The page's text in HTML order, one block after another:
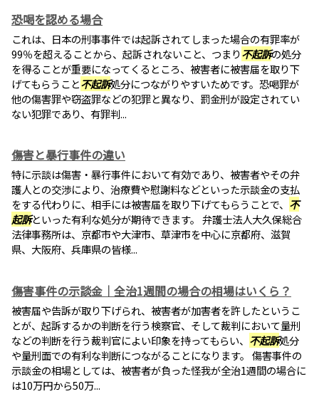
恐喝を認める場合
これは、日本の刑事事件では起訴されてしまった場合の有罪率が
99％を超えることから、起訴されないこと、つまり不起訴の処分
を得ることが重要になってくるところ、被害者に被害届を取り下
げてもらうこと不起訴処分につながりやすいためです。恐喝罪が
他の傷害罪や窃盗罪などの犯罪と異なり、罰金刑が設定されてい
ない犯罪であり、有罪判...
傷害と暴行事件の違い
特に示談は傷害・暴行事件において有効であり、被害者やその弁
護人との交渉により、治療費や慰謝料などといった示談金の支払
をする代わりに、相手には被害届を取り下げてもらうことで、 不
起訴といった有利な処分が期待できます。 弁護士法人大久保総合
法律事務所は、京都市や大津市、草津市を中心に京都府、滋賀
県、大阪府、兵庫県の皆様...
傷害事件の示談金｜全治1週間の場合の相場はいくら？
被害届や告訴が取り下げられ、被害者が加害者を許したというこ
とが、起訴するかの判断を行う検察官、そして裁判において量刑
などの判断を行う裁判官によい印象を持ってもらい、 不起訴処分
や量刑面での有利な判断につながることになります。 傷害事件の
示談金の相場としては、被害者が負った怪我が全治1週間の場合に
は10万円から50万...